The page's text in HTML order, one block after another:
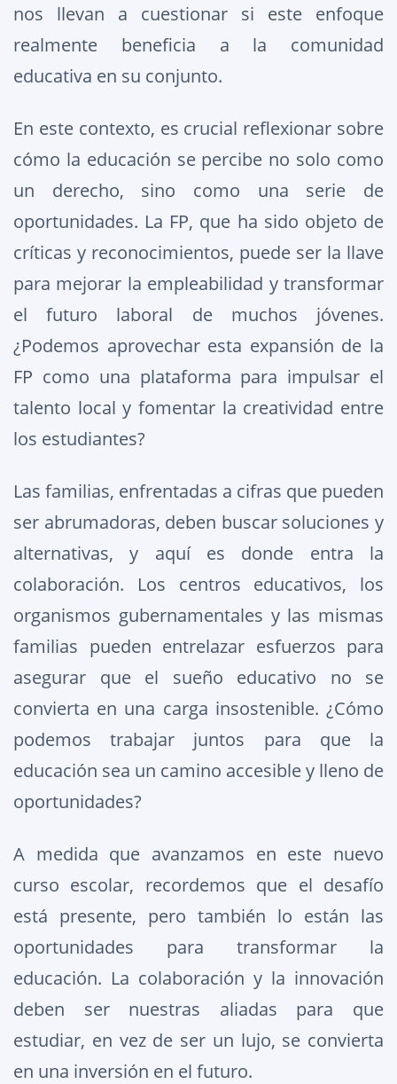
nos llevan a cuestionar si este enfoque
realmente beneficia a la comunidad
educativa en su conjunto.
En este contexto, es crucial reflexionar sobre
cómo la educación se percibe no solo como
un derecho, sino como una serie de
oportunidades. La FP, que ha sido objeto de
críticas y reconocimientos, puede ser la llave
para mejorar la empleabilidad y transformar
el futuro laboral de muchos jóvenes.
¿Podemos aprovechar esta expansión de la
FP como una plataforma para impulsar el
talento local y fomentar la creatividad entre
los estudiantes?
Las familias, enfrentadas a cifras que pueden
ser abrumadoras, deben buscar soluciones y
alternativas, y aquí es donde entra la
colaboración. Los centros educativos, los
organismos gubernamentales y las mismas
familias pueden entrelazar esfuerzos para
asegurar que el sueño educativo no se
convierta en una carga insostenible. ¿Cómo
podemos trabajar juntos para que la
educación sea un camino accesible y lleno de
oportunidades?
A medida que avanzamos en este nuevo
curso escolar, recordemos que el desafío
está presente, pero también lo están las
oportunidades para transformar la
educación. La colaboración y la innovación
deben ser nuestras aliadas para que
estudiar, en vez de ser un lujo, se convierta
en una inversión en el futuro.